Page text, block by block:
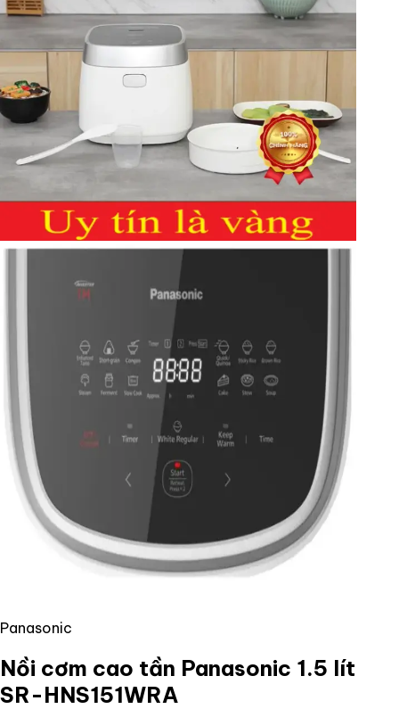
Panasonic
Nồi cơm cao tần Panasonic 1.5 lít
SR-HNS151WRA